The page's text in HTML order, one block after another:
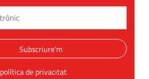
Subscriure'm
política de privacitat